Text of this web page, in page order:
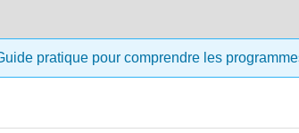
pratique pour comprendre les